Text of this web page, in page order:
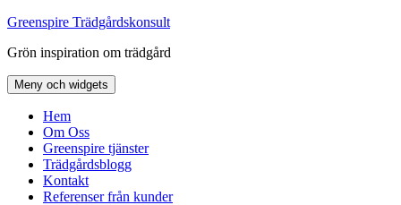
Hoppa
innehåll
Greenspire Trädgårdskonsult
Grön inspiration om trädgård
Meny och widgets
Hem
Om Oss
Greenspire tjänster
Trädgårdsblogg
Kontakt
Referenser från kunder